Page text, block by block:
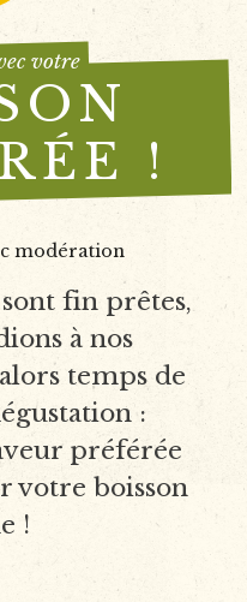
votre
!
modération
fin prêtes,
à nos
temps de
:
préférée
votre boisson
!